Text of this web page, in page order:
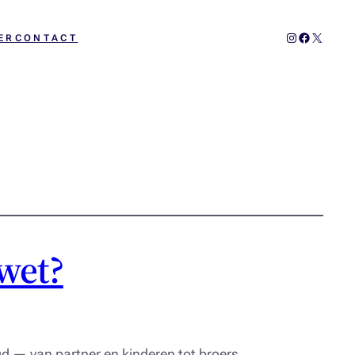
CONTACT Instagram
Facebook
X